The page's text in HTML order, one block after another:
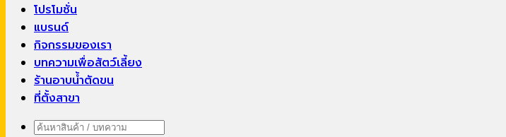
โปรโมชั่น
แบรนด์
กิจกรรมของเรา
บทความเพื่อสัตว์เลี้ยง
ร้านอาบน้ำตัดขน
ที่ตั้งสาขา
ค้นหา: